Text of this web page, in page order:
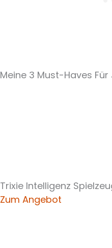
Meine 3 Must-Haves
Trixie Intelligenz
Zum Angebot